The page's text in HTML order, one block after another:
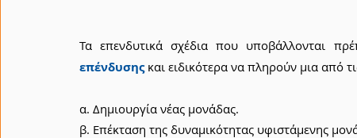
Τα επενδυτικά σχέδια που υποβάλλονται
επένδυσης και ειδικότερα να πληρούν μια από
α. Δημιουργία νέας μονάδας.
β. Επέκταση της δυναμικότητας υφιστάμενης